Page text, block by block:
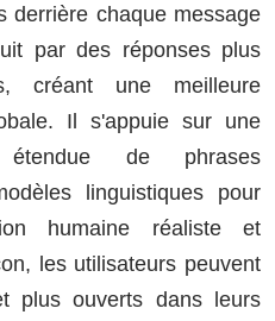
derrière chaque message
par des réponses plus
créant une meilleure
Il s'appuie sur une
de phrases
linguistiques pour
humaine réaliste et
les utilisateurs peuvent
plus ouverts dans leurs